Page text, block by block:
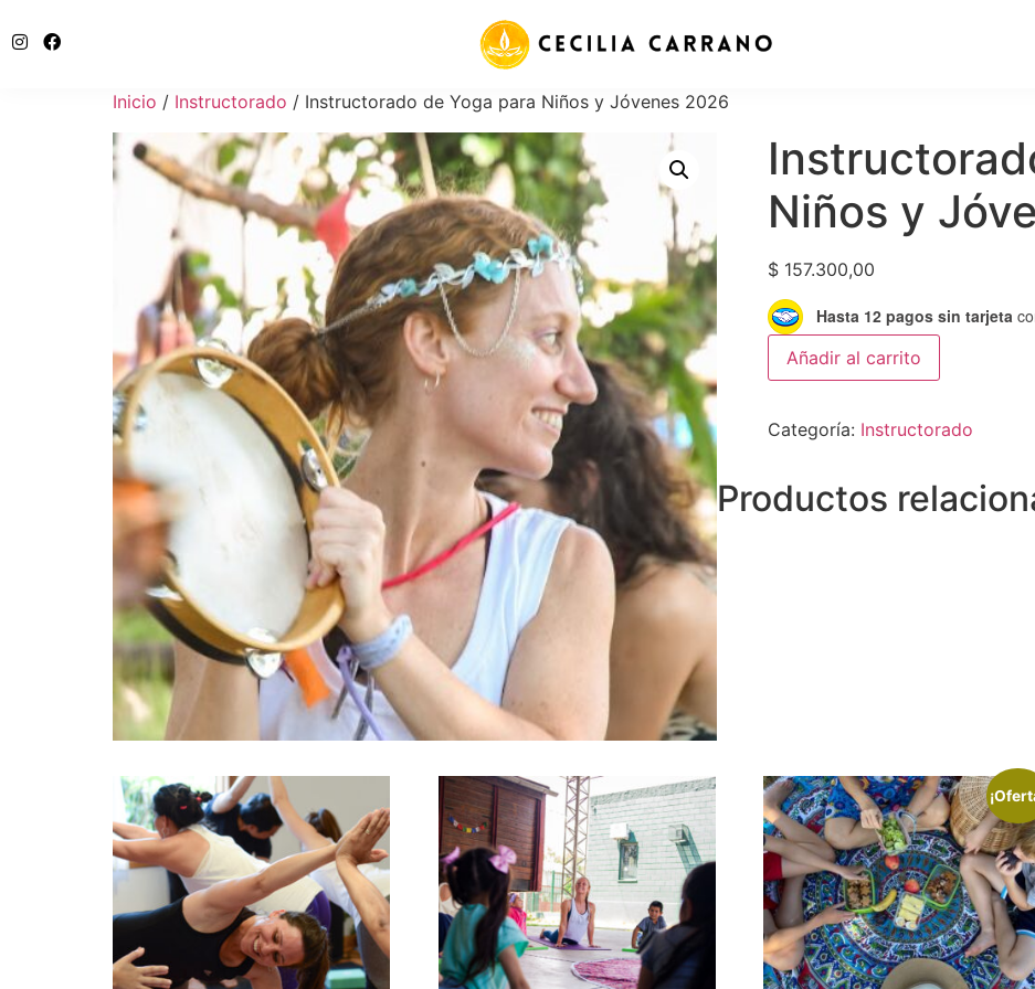
Inicio / Instructorado / Instructorado de Yoga para Niños y Jóvenes 2026
Niños y
$157.300,00
Hasta 12 pagos sin tarjeta
Añadir al carrito
Categoría: Instructorado
Productos